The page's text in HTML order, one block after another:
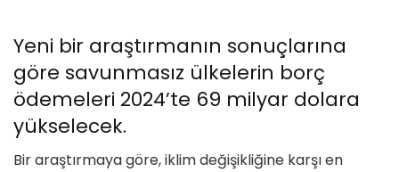
Yeni bir araştırmanın sonuçlarına
göre savunmasız ülkelerin borç
ödemeleri 2024’te 69 milyar dolara
yükselecek.
Bir araştırmaya göre, iklim değişikliğine karşı en